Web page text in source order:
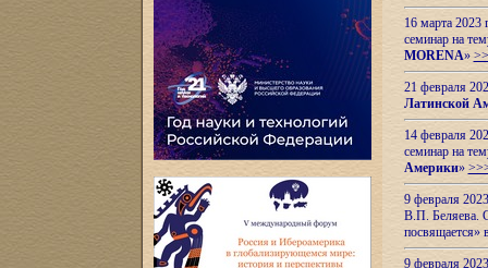
16 марта 2023
семинар на
MORENA»
21 февраля
Латинской
14 февраля
семинар на
Америки»
9 февраля
В.П. Беляева.
посвящается»
9 февраля